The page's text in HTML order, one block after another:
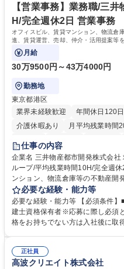
【営業事務】業務職/三
H/完全週休2日 営業事務
オフィスビル、賃貸マンション、物流倉
進、賃貸運営、売却、仲介・活用提案等
ます。
月給
30万9500円～43万4000円
勤務地
東京都港区
業界未経験歓迎
年間休日120
介護休暇あり
月平均残業時間
在宅OK
賞与あり
駅近5分以内
土日祝休み 寮
仕事の内容
企業名 三井物産都市開発株式会社 求人名 【営業事務】業務職/三井物産グ
ループ/平均残業時間10H/完全週休2日 仕事の内容 オフィスビル
ンション、物流倉庫等の不動産開
貸運営、売却、仲介・活用提案等
いただきます。 【詳細】・契約書管理、契約書製本、捺印対応、ファイリ
ング、登記簿取得、調書取得・支
求・支払データ登録、取引先マス
告書作成及び月次管理・部内総
の他に担当頂く業務が発生する場合があります。
業務職/三井物産グループ/平均残業
必要な経験・能力等
必要な経験・能力等 【必須条件
建士資格保有者※応募に際し必須
格をお持ちでない方は入社後に取
る方。 ・社内外の多様な関係者
ション力がある方。 ・チャレンジ
方。多様な関係者と謙虚に信頼関
正社員
高波クリエイト株式会社